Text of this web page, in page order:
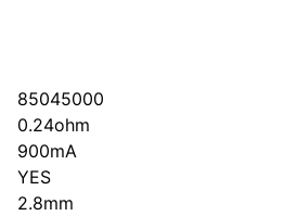
85045000
0.24ohm
900mA
YES
2.8mm